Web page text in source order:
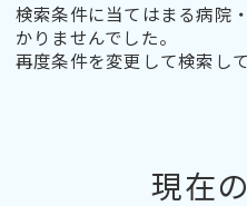
検索条件に当てはまる病院
かりませんでした。
再度条件を変更して検索し
現在